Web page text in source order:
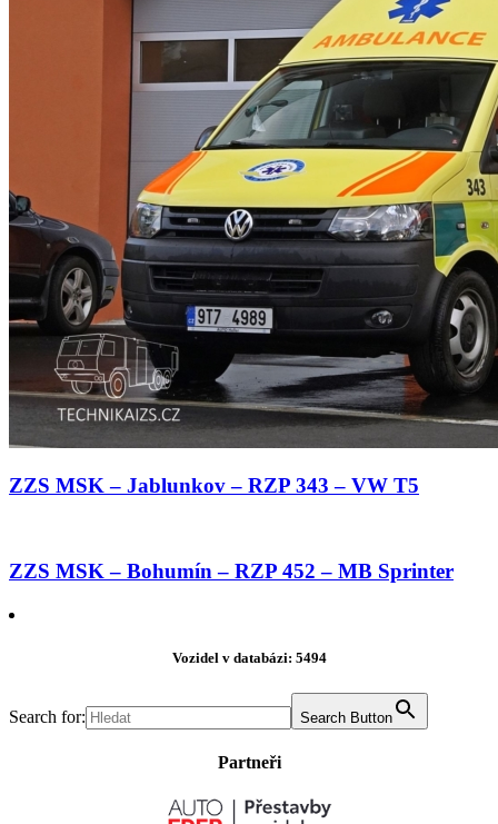
ZZS MSK – Jablunkov – RZP 343 – VW T5
ZZS MSK – Bohumín – RZP 452 – MB Sprinter
Vozidel v databázi: 5494
Search for: Search Button
Partneři